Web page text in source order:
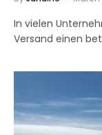
In vielen
Versand einen